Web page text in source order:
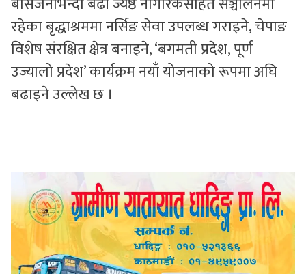
रहेका बृद्धाश्रममा नर्सिङ सेवा उपलब्ध गराइने, चेपाङ
विशेष संरक्षित क्षेत्र बनाइने, ‘बगमती प्रदेश, पूर्ण
उज्यालो प्रदेश’ कार्यक्रम नयाँ योजनाको रूपमा अघि
बढाइने उल्लेख छ ।